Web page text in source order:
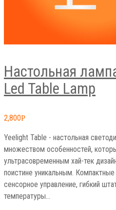
Настольная
Led Table Lamp
2,800Р
Yeelight Table - настольная
множеством особенностей,
ультрасовременным хай-тек
поистине уникальным.
сенсорное управление, гибкий
температуры…